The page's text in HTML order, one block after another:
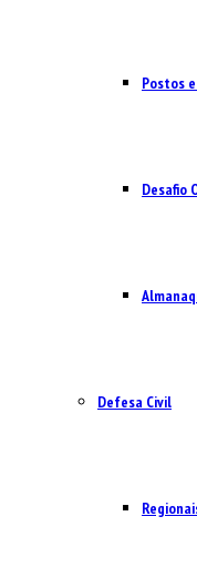
Postos
Desafio
Defesa Civil